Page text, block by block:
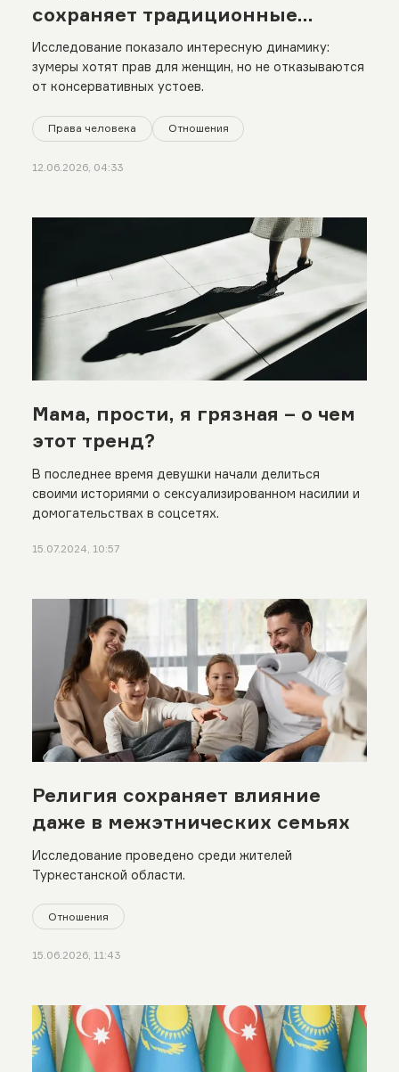
сохраняет традиционные
взгляды
Исследование показало интересную динамику:
зумеры хотят прав для женщин, но не отказываются
от консервативных устоев.
Права человека Отношения
12.06.2026, 04:33
Мама, прости, я грязная – о чем
этот тренд?
В последнее время девушки начали делиться
своими историями о сексуализированном насилии и
домогательствах в соцсетях.
15.07.2024, 10:57
Религия сохраняет влияние
даже в межэтнических семьях
Исследование проведено среди жителей
Туркестанской области.
Отношения
15.06.2026, 11:43